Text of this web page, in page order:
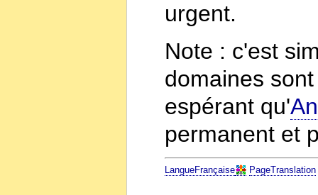
urgent.
Note : c'est
domaines
espérant qu'
permanent et
LangueFrançaise PageTranslation